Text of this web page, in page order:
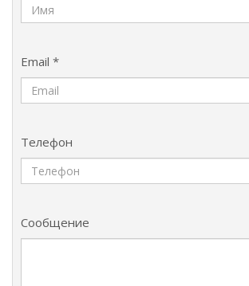
Email *
Телефон
Сообщение